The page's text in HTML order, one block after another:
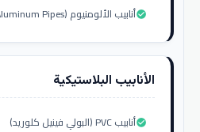
أنابيب الألومنيوم (Aluminum Pipes)check_circle
الأنابيب البلاستيكية
أنابيب PVC (البولي فينيل كلوريد)check_circle